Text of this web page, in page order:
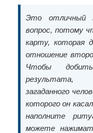
Это отличный
вопрос, потому
карту, которая
отношение
Чтобы
результата,
загаданного
которого он
наполните
можете